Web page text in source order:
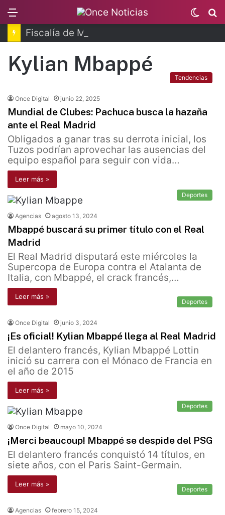
Switch
skin
Kylian Mbappé
Tendencias
Once Digital junio 22, 2025
Mundial de Clubes: Pachuca busca la hazaña
ante el Real Madrid
Obligados a ganar tras su derrota inicial, los
Tuzos podrían aprovechar las ausencias del
equipo español para seguir con vida…
Leer más »
Deportes
Agencias agosto 13, 2024
Mbappé buscará su primer título con el Real
Madrid
El Real Madrid disputará este miércoles la
Supercopa de Europa contra el Atalanta de
Italia, con Mbappé, el crack francés,…
Leer más »
Deportes
Once Digital junio 3, 2024
¡Es oficial! Kylian Mbappé llega al Real Madrid
El delantero francés, Kylian Mbappé Lottin
inició su carrera con el Mónaco de Francia en
el año de 2015
Leer más »
Deportes
Once Digital mayo 10, 2024
¡Merci beaucoup! Mbappé se despide del PSG
El delantero francés conquistó 14 títulos, en
siete años, con el Paris Saint-Germain.
Leer más »
Deportes
Agencias febrero 15, 2024